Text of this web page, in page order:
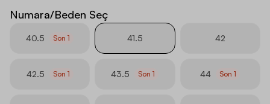
Numara/Beden Seç
40.5 Son1 41.5 42
42.5 Son 1 43.5 Son1 44 Son1